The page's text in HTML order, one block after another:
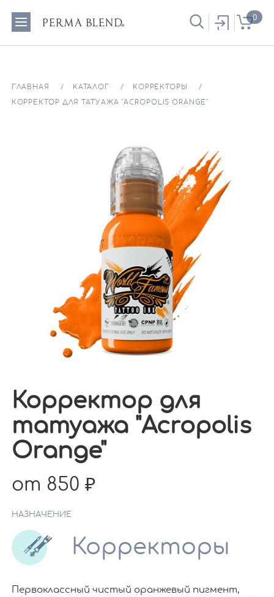
0
ГЛАВНАЯ КАТАЛОГ КОРРЕКТОРЫ
КОРРЕКТОР ДЛЯ ТАТУАЖА "ACROPOLIS ORANGE"
Корректор для
татуажа "Acropolis
Orange"
от 850
НАЗНАЧЕНИЕ
Корректоры
Первоклассный чистый оранжевый пигмент,